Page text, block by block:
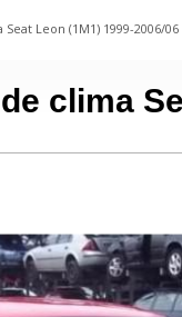
Leon (1M1) 1999-2006/06
clima